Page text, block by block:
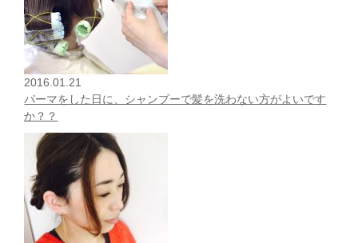
2016.01.21
パーマをした日に、シャンプーで髪を洗わない方がよいです
か？？